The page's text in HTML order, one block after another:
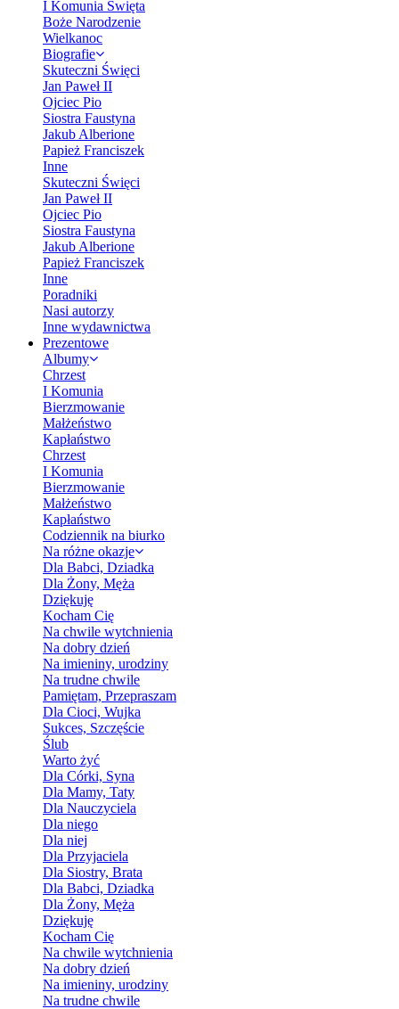
I Komunia Święta
Boże Narodzenie
Wielkanoc
Biografie
Skuteczni Święci
Jan Paweł II
Ojciec Pio
Siostra Faustyna
Jakub Alberione
Papież Franciszek
Inne
Skuteczni Święci
Jan Paweł II
Ojciec Pio
Siostra Faustyna
Jakub Alberione
Papież Franciszek
Inne
Poradniki
Nasi autorzy
Inne wydawnictwa
Prezentowe
Albumy
Chrzest
I Komunia
Bierzmowanie
Małżeństwo
Kapłaństwo
Chrzest
I Komunia
Bierzmowanie
Małżeństwo
Kapłaństwo
Codziennik na biurko
Na różne okazje
Dla Babci, Dziadka
Dla Żony, Męża
Dziękuję
Kocham Cię
Na chwile wytchnienia
Na dobry dzień
Na imieniny, urodziny
Na trudne chwile
Pamiętam, Przepraszam
Dla Cioci, Wujka
Sukces, Szczęście
Ślub
Warto żyć
Dla Córki, Syna
Dla Mamy, Taty
Dla Nauczyciela
Dla niego
Dla niej
Dla Przyjaciela
Dla Siostry, Brata
Dla Babci, Dziadka
Dla Żony, Męża
Dziękuję
Kocham Cię
Na chwile wytchnienia
Na dobry dzień
Na imieniny, urodziny
Na trudne chwile